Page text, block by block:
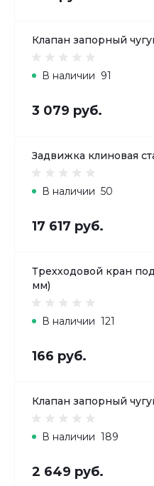
Клапан запорный
В наличии 91
3 079 руб.
Задвижка клиновая
В наличии 50
17 617 руб.
Трехходовой кран
мм)
В наличии 121
166 руб.
Клапан запорный
В наличии 189
2 649 руб.